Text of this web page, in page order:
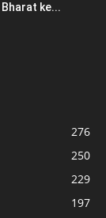
| Bharat ke...
276
250
229
197